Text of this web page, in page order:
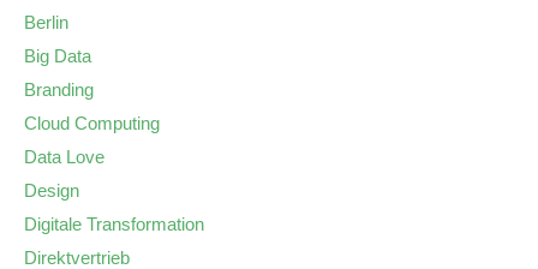
Berlin
Big Data
Branding
Cloud Computing
Data Love
Design
Digitale Transformation
Direktvertrieb